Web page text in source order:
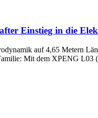
Einstieg in die
auf 4,65 Metern
Mit dem XPENG